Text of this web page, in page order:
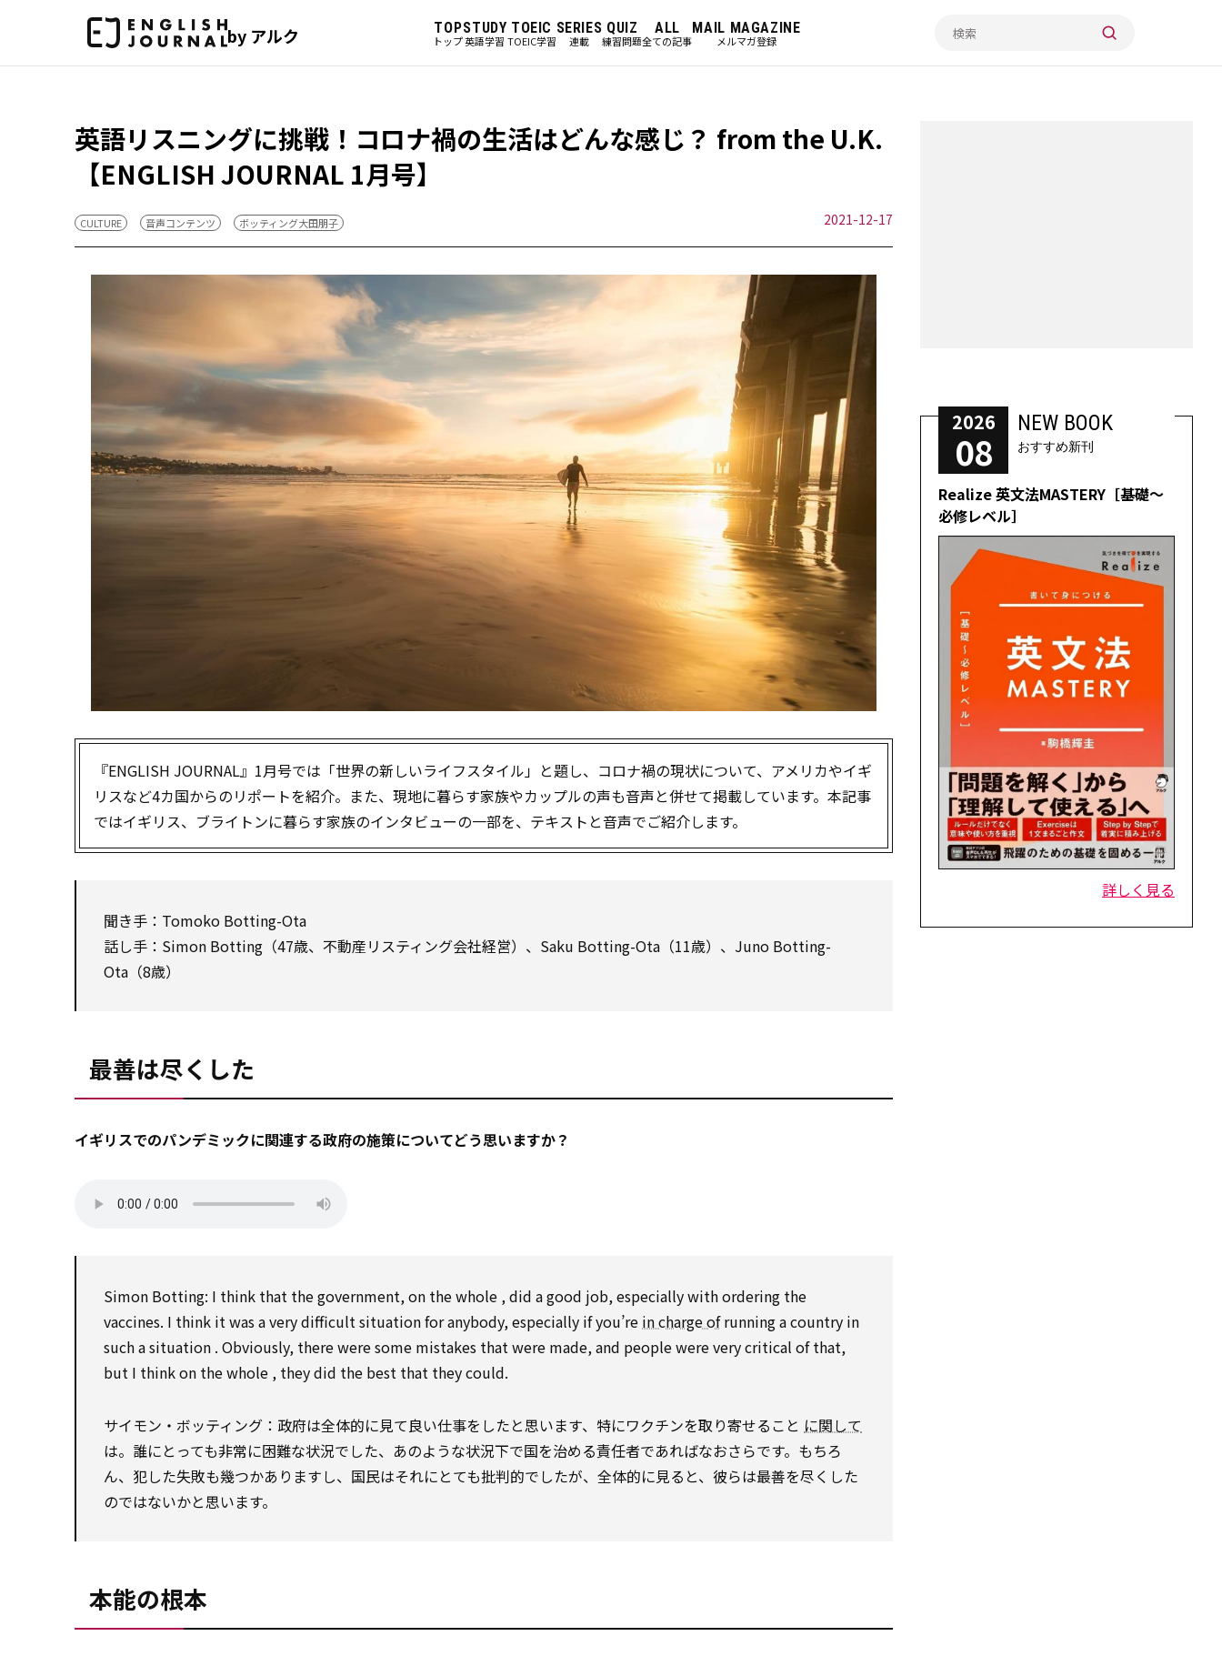
by アルク TOP
トップ
STUDY
英語学習
TOEIC
TOEIC学習
SERIES
連載
QUIZ
練習問題
ALL
全ての記事
MAIL MAGAZINE
メルマガ登録
英語リスニングに挑戦！コロナ禍の生活はどんな感じ？ from the U.K.
【ENGLISH JOURNAL 1月号】
CULTURE 音声コンテンツ ボッティング大田朋子 2021-12-17
『ENGLISH JOURNAL』1月号では「世界の新しいライフスタイル」と題し、コロナ禍の現状について、アメリカやイギ
リスなど4カ国からのリポートを紹介。また、現地に暮らす家族やカップルの声も音声と併せて掲載しています。本記事
ではイギリス、ブライトンに暮らす家族のインタビューの一部を、テキストと音声でご紹介します。
聞き手：Tomoko Botting-Ota
話し手：Simon Botting（47歳、不動産リスティング会社経営）、Saku Botting-Ota（11歳）、Juno Botting-
Ota（8歳）
最善は尽くした
イギリスでのパンデミックに関連する政府の施策についてどう思いますか？
Simon Botting: I think that the government, on the whole , did a good job, especially with ordering the
vaccines. I think it was a very difficult situation for anybody, especially if you’re in charge ofrunning a country in
such a situation . Obviously, there were some mistakes that were made, and people were very critical of that,
but I think on the whole , they did the best that they could.
サイモン・ボッティング：政府は全体的に見て良い仕事をしたと思います、特にワクチンを取り寄せること に関して
は。誰にとっても非常に困難な状況でした、あのような状況下で国を治める責任者であればなおさらです。もちろ
ん、犯した失敗も幾つかありますし、国民はそれにとても批判的でしたが、全体的に見ると、彼らは最善を尽くした
のではないかと思います。
本能の根本
2026
08
NEW BOOK
おすすめ新刊
Realize 英文法MASTERY［基礎～
必修レベル］
詳しく見る